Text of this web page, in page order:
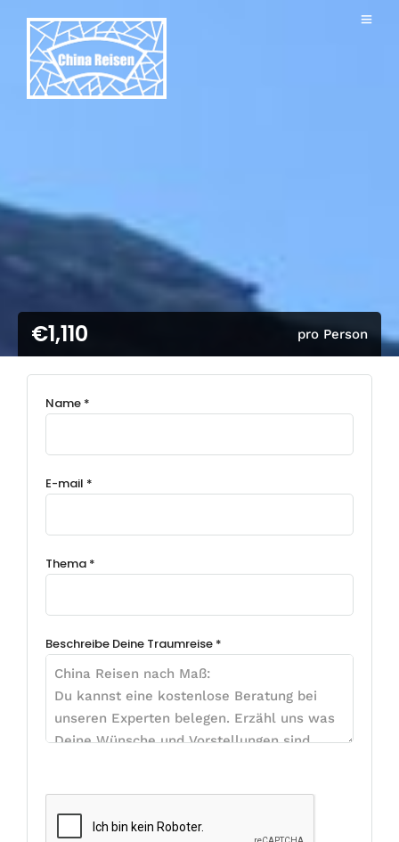
€1,110 pro Person
Name *
E-mail *
Thema *
Beschreibe Deine Traumreise *